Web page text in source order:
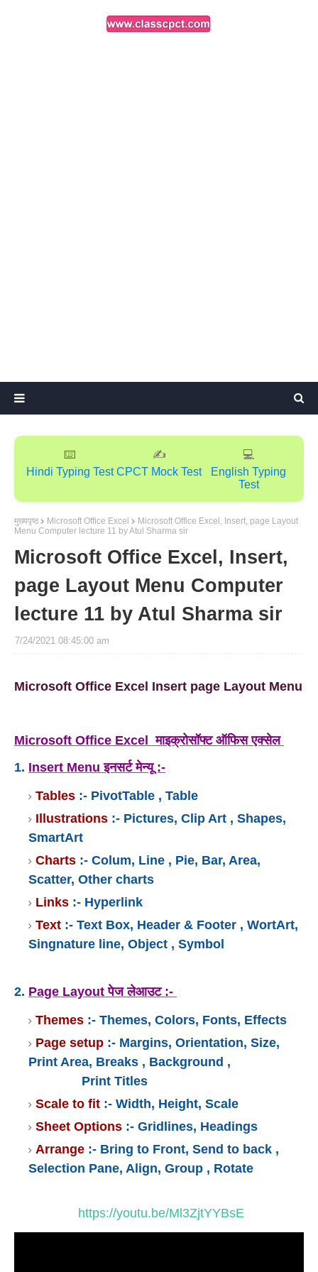
⌨️
Hindi Typing Test
✍️
CPCT Mock Test
💻
English Typing
Test
मुख्यपृष्ठ Microsoft Office Excel
Microsoft Office Excel, Insert, page Layout
Menu Computer lecture 11 by Atul Sharma sir
Microsoft Office Excel, Insert,
page Layout Menu Computer
lecture 11 by Atul Sharma sir
7/24/2021 08:45:00 am
Microsoft Office Excel Insert page Layout Menu
Microsoft Office Excel माइक्रोसॉफ्ट ऑफिस एक्‍सेल
1. Insert Menu इनसर्ट मेन्‍यू :-
Tables :- PivotTable , Table
Illustrations :- Pictures, Clip Art , Shapes,
SmartArt
Charts :- Colum, Line , Pie, Bar, Area,
Scatter, Other charts
Links :- Hyperlink
Text :- Text Box, Header & Footer , WortArt,
Singnature line, Object , Symbol
2. Page Layout पेज लेआउट :-
Themes :- Themes, Colors, Fonts, Effects
Page setup :- Margins, Orientation, Size,
Print Area, Breaks , Background ,
Print Titles
Scale to fit :- Width, Height, Scale
Sheet Options :- Gridlines, Headings
Arrange :- Bring to Front, Send to back ,
Selection Pane, Align, Group , Rotate
https://youtu.be/Ml3ZjtYYBsE